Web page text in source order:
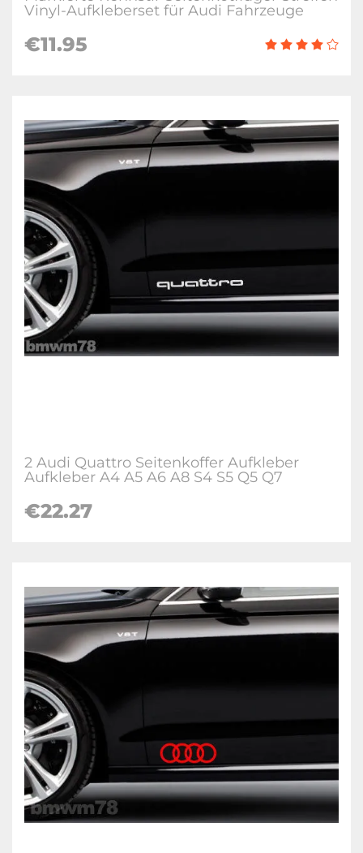
Vinyl-Aufkleberset für Audi Fahrzeuge
€11.95
2 Audi Quattro Seitenkoffer Aufkleber
Aufkleber A4 A5 A6 A8 S4 S5 Q5 Q7
€22.27